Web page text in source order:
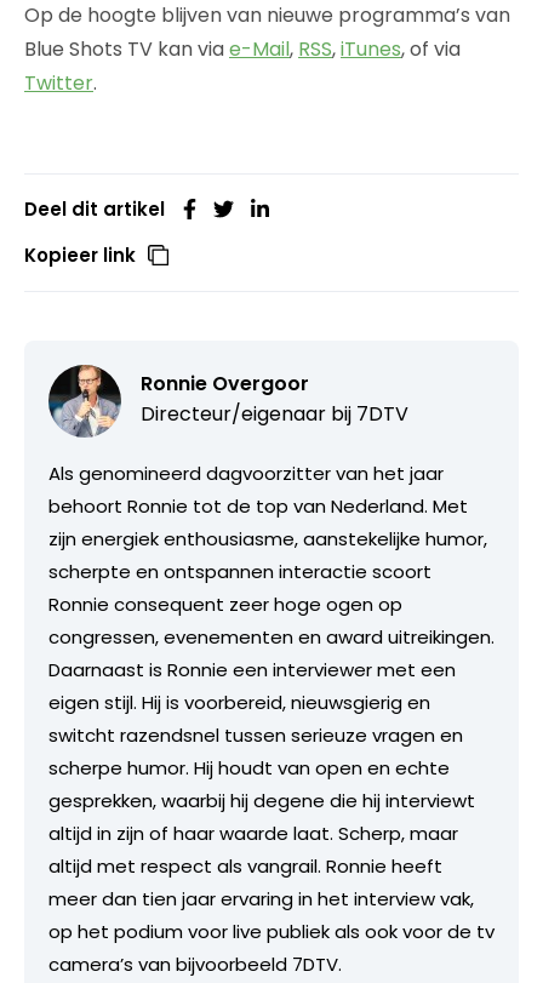
Op de hoogte blijven van nieuwe programma’s van
Blue Shots TV kan viae-Mail, RSS,iTunes, of via
Twitter.
Deel dit artikel
Kopieer link
Ronnie Overgoor
Directeur/eigenaar bij 7DTV
Als genomineerd dagvoorzitter van het jaar
behoort Ronnie tot de top van Nederland. Met
zijn energiek enthousiasme, aanstekelijke humor,
scherpte en ontspannen interactie scoort
Ronnie consequent zeer hoge ogen op
congressen, evenementen en award uitreikingen.
Daarnaast is Ronnie een interviewer met een
eigen stijl. Hij is voorbereid, nieuwsgierig en
switcht razendsnel tussen serieuze vragen en
scherpe humor. Hij houdt van open en echte
gesprekken, waarbij hij degene die hij interviewt
altijd in zijn of haar waarde laat. Scherp, maar
altijd met respect als vangrail. Ronnie heeft
meer dan tien jaar ervaring in het interview vak,
op het podium voor live publiek als ook voor de tv
camera’s van bijvoorbeeld 7DTV.